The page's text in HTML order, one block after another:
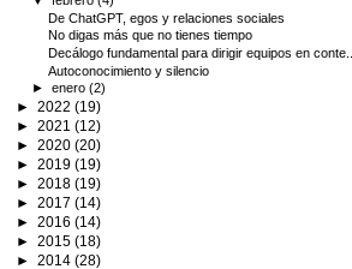
De ChatGPT, egos y relaciones sociales
No digas más que no tienes tiempo
Decálogo fundamental para dirigir equipos en conte...
Autoconocimiento y silencio
►enero(2)
► 2022 (19)
► 2021 (12)
► 2020 (20)
► 2019 (19)
► 2018 (19)
► 2017 (14)
► 2016 (14)
► 2015 (18)
► 2014 (28)